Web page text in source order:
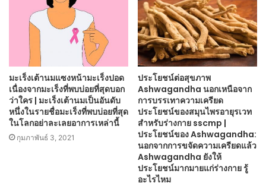
มะเร็งเต้านมแซงหน้ามะเร็งปอด
เนื่องจากมะเร็งที่พบบ่อยที่สุดบอก
ว่าใคร | มะเร็งเต้านมเป็นอันดับ
หนึ่งในรายชื่อมะเร็งที่พบบ่อยที่สุด
ในโลกอย่าละเลยอาการเหล่านี้
กุมภาพันธ์ 3, 2021
ประโยชน์ต่อสุขภาพ
Ashwagandha นอกเหนือจาก
การบรรเทาความเครียด
ประโยชน์ของสมุนไพรอายุรเวท
สำหรับร่างกาย sscmp |
ประโยชน์ของ Ashwagandha:
นอกจากการขจัดความเครียดแล้ว
Ashwagandha ยังให้
ประโยชน์มากมายแก่ร่างกาย รู้
อะไรไหม